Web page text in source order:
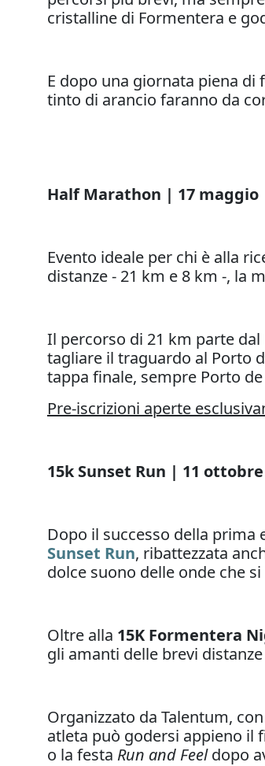
cristalline di Formentera e
E dopo una giornata piena di
tinto di arancio faranno da
Half Marathon | 17 maggio
Evento ideale per chi è alla
distanze - 21 km e 8 km -, la
Il percorso di 21 km parte dal
tagliare il traguardo al Porto
tappa finale, sempre Porto de
Pre-iscrizioni aperte
15k Sunset Run | 11 ottobre
Dopo il successo della prima
Sunset Run, ribattezzata
dolce suono delle onde che
Oltre alla 15K Formentera
gli amanti delle brevi
Organizzato da Talentum,
atleta può godersi appieno il
o la festa Run and Feeldopo